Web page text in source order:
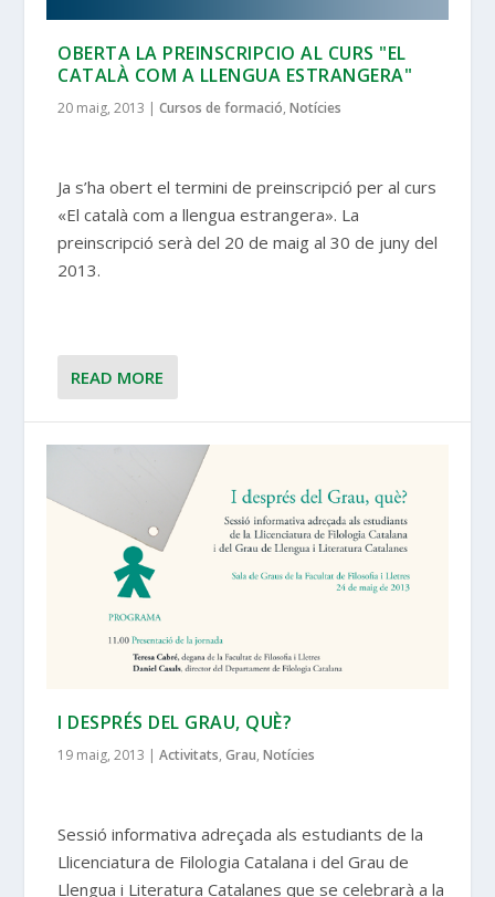
OBERTA LA PREINSCRIPCIO AL CURS "EL
CATALÀ COM A LLENGUA ESTRANGERA"
20 maig, 2013 |Cursos de formació,Notícies
Ja s’ha obert el termini de preinscripció per al curs
«El català com a llengua estrangera». La
preinscripció serà del 20 de maig al 30 de juny del
2013.
READ MORE
I DESPRÉS DEL GRAU, QUÈ?
19 maig, 2013 |Activitats,Grau,Notícies
Sessió informativa adreçada als estudiants de la
Llicenciatura de Filologia Catalana i del Grau de
Llengua i Literatura Catalanes que se celebrarà a la